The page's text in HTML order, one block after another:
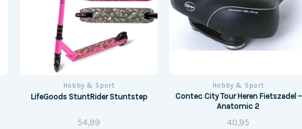
Hobby & Sport
LifeGoods StuntRider Stuntstep
54,99
Hobby & Sport
Contec City Tour Heren Fietszadel –
Anatomic 2
40,95